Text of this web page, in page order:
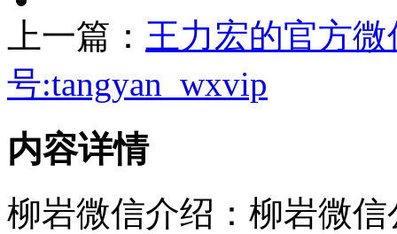
上一篇： 王力宏的官方微
号:tangyan_wxvip
内容详情
柳岩微信介绍：柳岩微